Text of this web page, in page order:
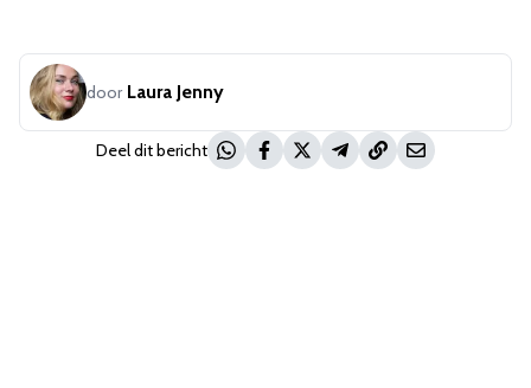
door Laura Jenny
Deel dit bericht